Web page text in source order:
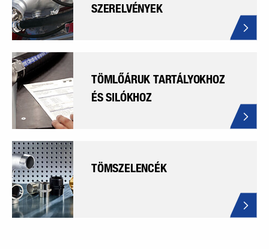
SZERELVÉNYEK
TÖMLŐÁRUK TARTÁLYOKHOZ
ÉS SILÓKHOZ
TÖMSZELENCÉK